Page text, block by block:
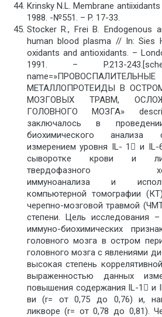
Krinsky N.L. Membrane
1988. -№551. – P. 17-33.
Stocker R., Frei B. Endogenous
human blood plasma // In: Sies
oxidants and antioxidants. –
1991. – P.213-
МЕТАЛЛОПРОТЕИДЫ В
МОЗГОВЫХ ТРАВМ,
ГОЛОВНОГО МОЗГА»
заключалось в
биохимического анализа
измерением уровня IL- 1 и
сыворотке крови и
твердофазного
иммуноанализа и
компьютерной томографии
черепно-мозговой травмой
степени. Цель исследования
иммуно-биохимических
головного мозга в остром
головного мозга с явлениями
высокая степень
выраженностью данных
повышения содержания IL-1 и
ви (r= от 0,75 до 0,76) и,
ликворе (r= от 0,78 до 0,81).